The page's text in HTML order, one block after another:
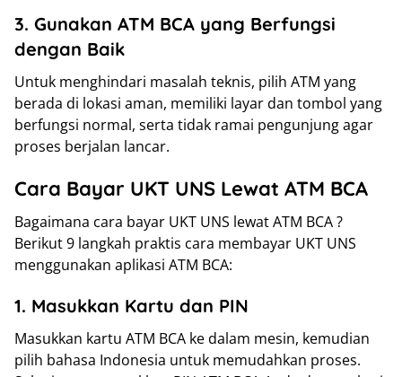
3. Gunakan ATM BCA yang Berfungsi
dengan Baik
Untuk menghindari masalah teknis, pilih ATM yang
berada di lokasi aman, memiliki layar dan tombol yang
berfungsi normal, serta tidak ramai pengunjung agar
proses berjalan lancar.
Cara Bayar UKT UNS Lewat ATM BCA
Bagaimana cara bayar UKT UNS lewat ATM BCA ?
Berikut 9 langkah praktis cara membayar UKT UNS
menggunakan aplikasi ATM BCA:
1. Masukkan Kartu dan PIN
Masukkan kartu ATM BCA ke dalam mesin, kemudian
pilih bahasa Indonesia untuk memudahkan proses.